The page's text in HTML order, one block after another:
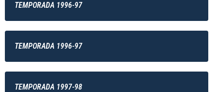
TEMPORADA 1996-97
TEMPORADA 1996-97
TEMPORADA 1997-98